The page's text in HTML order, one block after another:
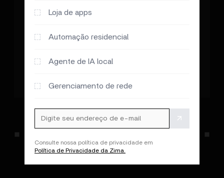
Loja de apps
Automação residencial
Agente de IA local
Gerenciamento de rede
Consulte nossa política de privacidade em
Política de Privacidade da Zima.